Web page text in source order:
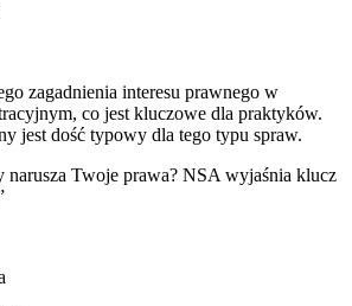
zagadnienia interesu prawnego w
co jest kluczowe dla praktyków.
jest dość typowy dla tego typu spraw.
narusza Twoje prawa? NSA wyjaśnia klucz